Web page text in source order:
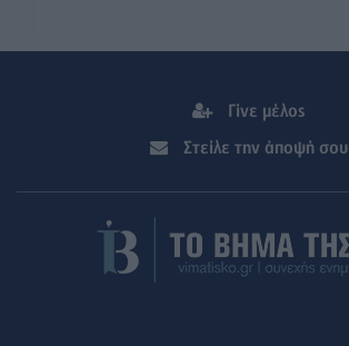
Γίνε μέλος
Στείλε την άποψή σου